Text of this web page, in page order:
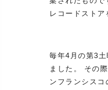
レコードストア
毎年4月の第3
ました。 その
ンフランシス